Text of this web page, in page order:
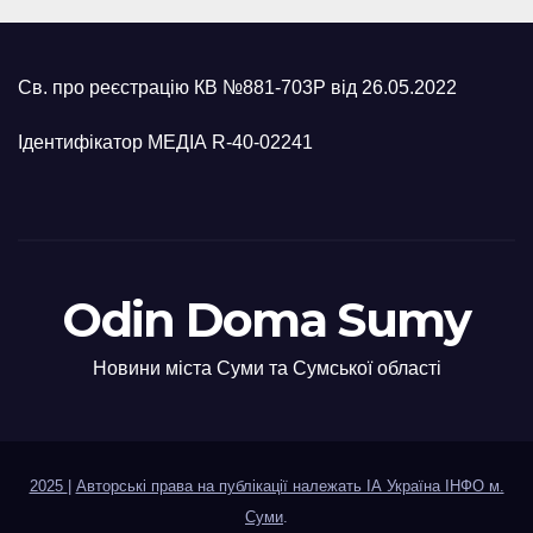
Св. про реєстрацію КВ №881-703Р від 26.05.2022
Ідентифікатор МЕДІА R-40-02241
Odin Doma Sumy
Новини міста Суми та Сумської області
2025
Авторські права на публікації належать ІА Україна ІНФО м.
Суми.